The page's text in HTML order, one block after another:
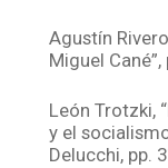
Agustín
Miguel Cané”,
León Trotzki,
y el
Delucchi, pp.